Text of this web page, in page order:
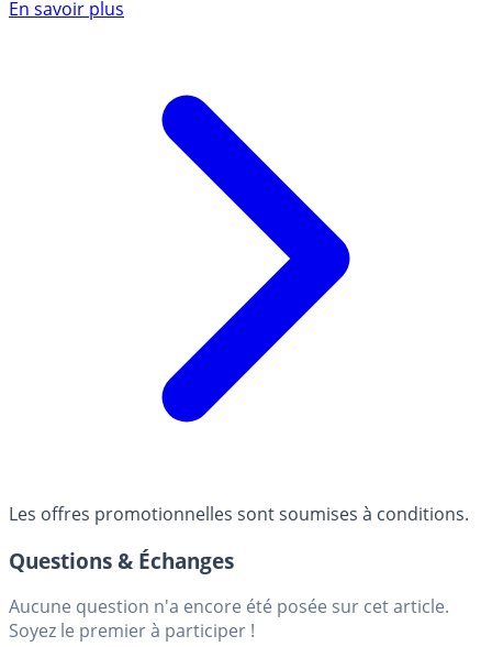
En savoir plus
Les offres promotionnelles sont soumises à conditions.
Questions & Échanges
Aucune question n'a encore été posée sur cet article.
Soyez le premier à participer !